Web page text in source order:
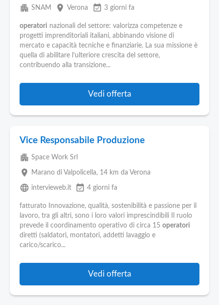
apartment SNAM place Verona event_available 3 giorni fa
operatori nazionali del settore: valorizza competenze e
progetti imprenditoriali italiani, abbinando visione di
mercato e capacità tecniche e finanziarie. La sua missione è
quella di abilitare l’ulteriore crescita del settore,
contribuendo alla transizione...
Vedi offerta
Vice Responsabile Produzione
apartment Space Work Srl
place Marano di Valpolicella, 14 km da Verona
language intervieweb.it event_available 4 giorni fa
fatturato Innovazione, qualità, sostenibilità e passione per il
lavoro, tra gli altri, sono i loro valori imprescindibili Il ruolo
prevede il coordinamento operativo di circa 15 operatori
diretti (saldatori, montatori, addetti lavaggio e
carico/scarico...
Vedi offerta